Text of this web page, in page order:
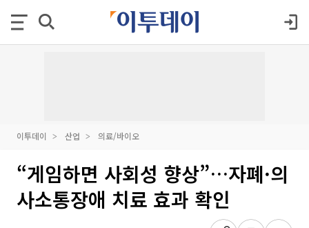
이투데이 산업 의료/바이오
“게임하면 사회성 향상”…자폐·의
사소통장애 치료 효과 확인